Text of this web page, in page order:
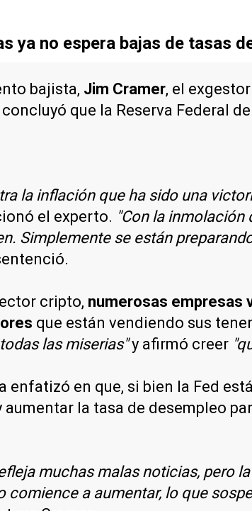
ya no espera bajas de tasas
bajista, Jim Cramer, el
concluyó que la Reserva Federal
la inflación que ha sido una
el experto. "Con la inmolación
Simplemente se están
cripto, numerosas empresas
que están vendiendo sus
las miserias"y afirmó creer
enfatizó en que, si bien la Fed
la tasa de desempleo
muchas malas noticias, pero
comience a aumentar, lo que